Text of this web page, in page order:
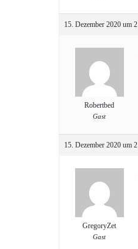
15. Dezember 2020 um
Robertbed
Gast
15. Dezember 2020 um
GregoryZet
Gast